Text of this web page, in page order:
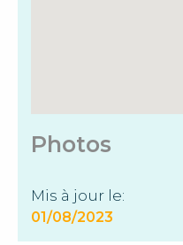
Photos
Mis à jour le:
01/08/2023